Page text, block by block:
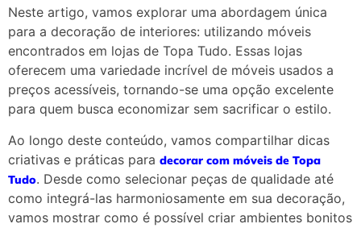
Neste artigo, vamos explorar uma abordagem única
para a decoração de interiores: utilizando móveis
encontrados em lojas de Topa Tudo. Essas lojas
oferecem uma variedade incrível de móveis usados a
preços acessíveis, tornando-se uma opção excelente
para quem busca economizar sem sacrificar o estilo.
Ao longo deste conteúdo, vamos compartilhar dicas
criativas e práticas para decorar com móveis de Topa
Tudo. Desde como selecionar peças de qualidade até
como integrá-las harmoniosamente em sua decoração,
vamos mostrar como é possível criar ambientes bonitos